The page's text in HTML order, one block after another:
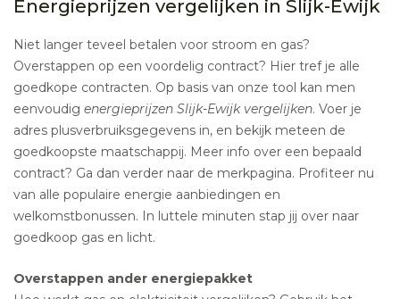
Energieprijzen vergelijken in Slijk-Ewijk
Niet langer teveel betalen voor stroom en gas?
Overstappen op een voordelig contract? Hier tref je alle
goedkope contracten. Op basis van onze tool kan men
eenvoudig energieprijzen Slijk-Ewijk vergelijken. Voer je
adres plusverbruiksgegevens in, en bekijk meteen de
goedkoopste maatschappij. Meer info over een bepaald
contract? Ga dan verder naar de merkpagina. Profiteer nu
van alle populaire energie aanbiedingen en
welkomstbonussen. In luttele minuten stap jij over naar
goedkoop gas en licht.
Overstappen ander energiepakket